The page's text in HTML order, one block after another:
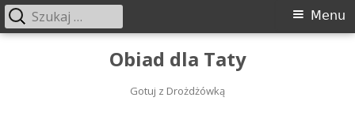
Obiad dla Taty
Gotuj z Drożdżówką
Menu
Menu
Szukaj: